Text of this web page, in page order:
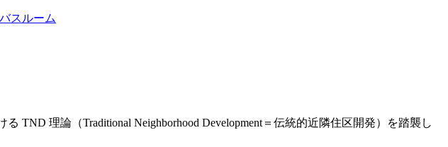
バスルーム
TND 理論（Traditional Neighborhood Development＝伝統的近隣住区開発）を踏襲し